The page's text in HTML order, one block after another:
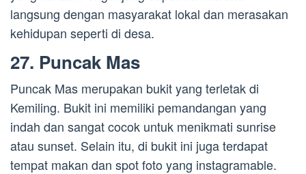
langsung dengan masyarakat lokal dan merasakan
kehidupan seperti di desa.
27. Puncak Mas
Puncak Mas merupakan bukit yang terletak di
Kemiling. Bukit ini memiliki pemandangan yang
indah dan sangat cocok untuk menikmati sunrise
atau sunset. Selain itu, di bukit ini juga terdapat
tempat makan dan spot foto yang instagramable.